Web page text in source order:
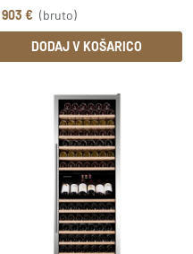
€ (bruto)
DODAJ V KOŠARICO